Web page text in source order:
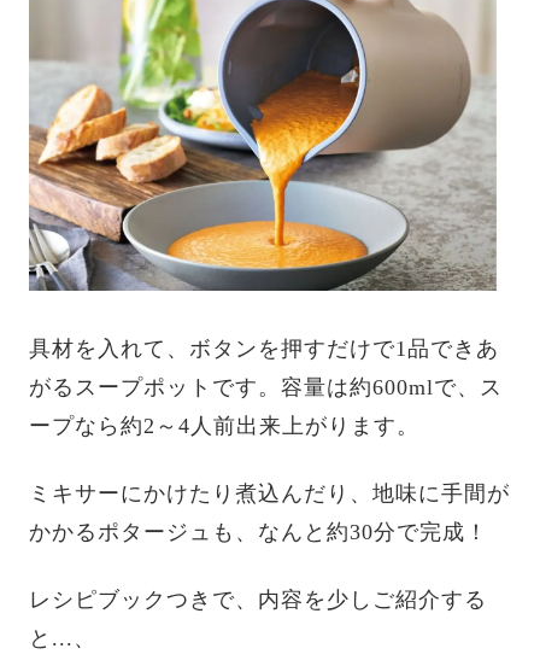
具材を入れて、ボタンを押すだけで1品できあ
がるスープポットです。容量は約600mlで、ス
ープなら約2～4人前出来上がります。
ミキサーにかけたり煮込んだり、地味に手間が
かかるポタージュも、なんと約30分で完成！
レシピブックつきで、内容を少しご紹介する
と...、